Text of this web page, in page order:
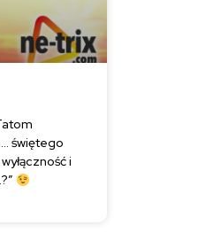
świętego
i